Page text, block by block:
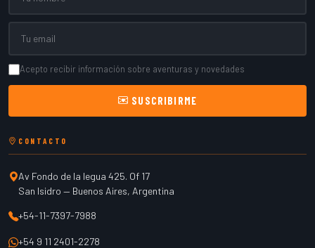
Acepto recibir información sobre aventuras y novedades
SUSCRIBIRME
CONTACTO
Av Fondo de la legua 425. Of 17
San Isidro — Buenos Aires, Argentina
+54-11-7397-7988
+54 9 11 2401-2278